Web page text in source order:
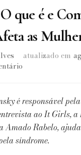
que é e
as
atualizado em
que
e
Como
a
é responsável
ao It Girls, a
Amado Rabelo,
síndrome.